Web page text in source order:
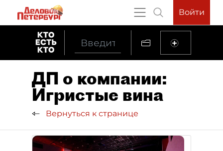
Войти
ДП о компании:
Игристые вина
Вернуться к странице